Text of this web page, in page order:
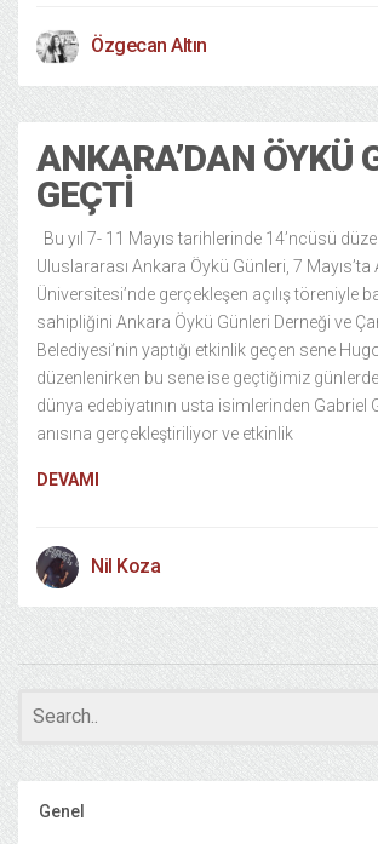
Özgecan Altın
ANKARA’DAN ÖYKÜ
GEÇTI
Bu yıl 7- 11 Mayıs tarihlerinde 14’ncüsü
Uluslararası Ankara Öykü Günleri, 7 Mayıs’ta
Üniversitesi’nde gerçekleşen açılış töreniyle
sahipliğini Ankara Öykü Günleri Derneği ve
Belediyesi’nin yaptığı etkinlik geçen sene
düzenlenirken bu sene ise geçtiğimiz
dünya edebiyatının usta isimlerinden Gabriel
anısına gerçekleştiriliyor ve etkinlik
DEVAMI
Nil Koza
Genel